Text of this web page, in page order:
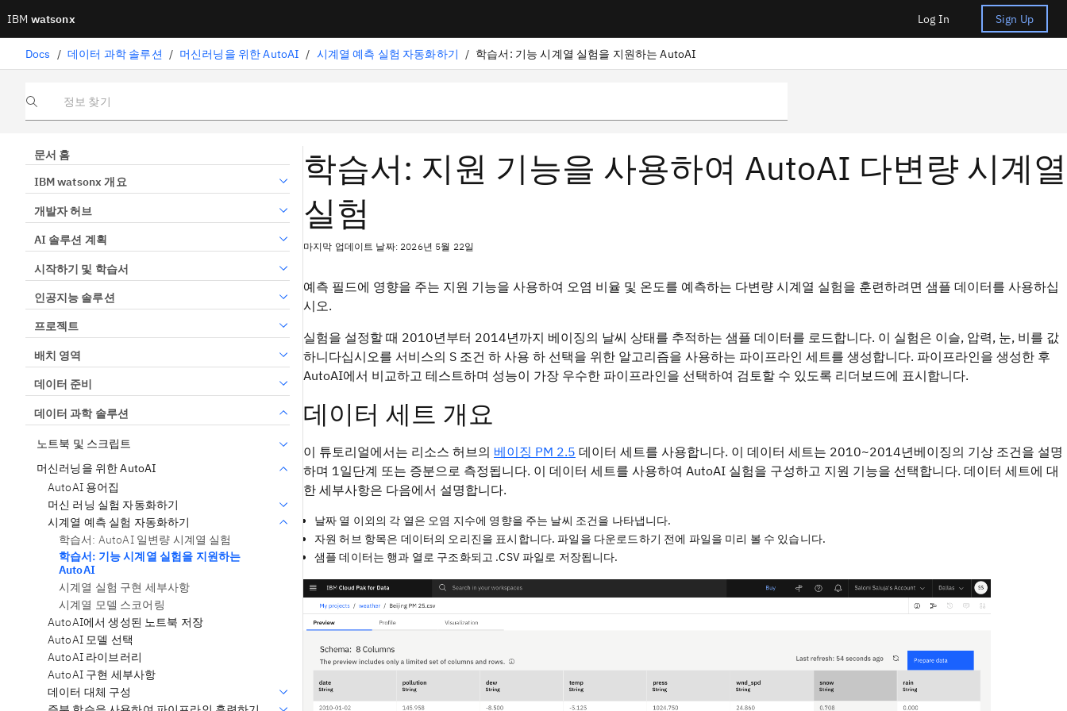
IBM watsonx Log In Sign Up
Docs / 데이터 과학 솔루션 / 머신러닝을 위한 AutoAI / 시계열 예측 실험 자동화하기 / 학습서: 기능 시계열 실험을 지원하는 AutoAI
정보 찾기
문서 홈
IBM watsonx 개요
개발자 허브
AI 솔루션 계획
시작하기 및 학습서
인공지능 솔루션
프로젝트
배치 영역
데이터 준비
데이터 과학 솔루션
노트북 및 스크립트
머신러닝을 위한 AutoAI
AutoAI 용어집
머신 러닝 실험 자동화하기
시계열 예측 실험 자동화하기
학습서: AutoAI 일변량 시계열 실험
학습서: 기능 시계열 실험을 지원하는
AutoAI
시계열 실험 구현 세부사항
시계열 모델 스코어링
AutoAI에서 생성된 노트북 저장
AutoAI 모델 선택
AutoAI 라이브러리
AutoAI 구현 세부사항
데이터 대체 구성
학습서: 지원 기능을 사용하여 AutoAI 다변량 시계열
실험
마지막 업데이트 날짜: 2026년 5월 22일
예측 필드에 영향을 주는 지원 기능을 사용하여 오염 비율 및 온도를 예측하는 다변량 시계열 실험을 훈련하려면 샘플 데이터를 사용하십
시오.
실험을 설정할 때 2010년부터 2014년까지 베이징의 날씨 상태를 추적하는 샘플 데이터를 로드합니다. 이 실험은 이슬, 압력, 눈, 비를 값
하니다십시오를 서비스의 S 조건 하 사용 하 선택을 위한 알고리즘을 사용하는 파이프라인 세트를 생성합니다. 파이프라인을 생성한 후
AutoAI에서 비교하고 테스트하며 성능이 가장 우수한 파이프라인을 선택하여 검토할 수 있도록 리더보드에 표시합니다.
데이터 세트 개요
이 튜토리얼에서는 리소스 허브의 베이징 PM 2.5 데이터 세트를 사용합니다. 이 데이터 세트는 2010~2014년베이징의 기상 조건을 설명
하며 1일단계 또는 증분으로 측정됩니다. 이 데이터 세트를 사용하여 AutoAI 실험을 구성하고 지원 기능을 선택합니다. 데이터 세트에 대
한 세부사항은 다음에서 설명합니다.
날짜 열 이외의 각 열은 오염 지수에 영향을 주는 날씨 조건을 나타냅니다.
자원 허브 항목은 데이터의 오리진을 표시합니다. 파일을 다운로드하기 전에 파일을 미리 볼 수 있습니다.
샘플 데이터는 행과 열로 구조화되고 .CSV 파일로 저장됩니다.